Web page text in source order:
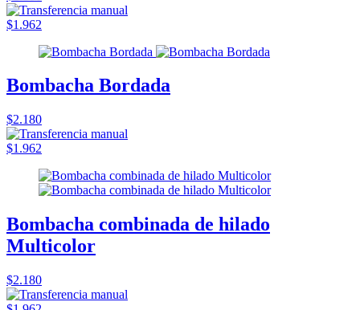
$1.962
Bombacha Bordada
$2.180
$1.962
Bombacha combinada de hilado
Multicolor
$2.180